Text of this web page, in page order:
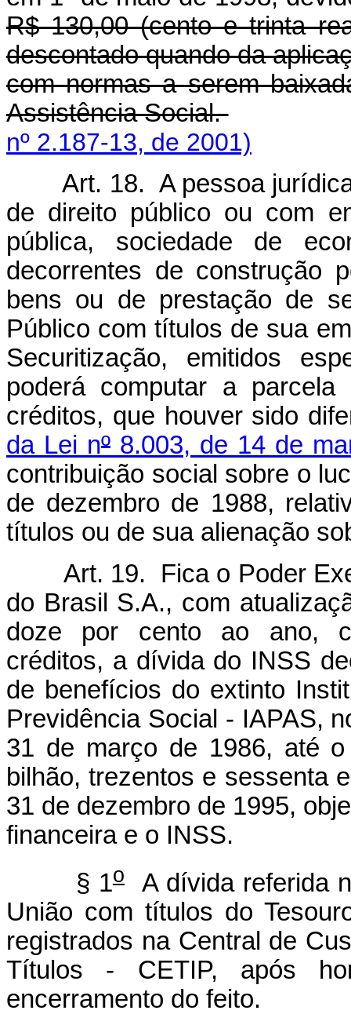
R$ 130,00 (cento e trinta
descontado quando da
com normas a serem
Assistência Social.
nº 2.187-13, de 2001)
Art. 18. A pessoa
de direito público ou com
pública, sociedade de
decorrentes de construção
bens ou de prestação de
Público com títulos de sua
Securitização, emitidos
poderá computar a
créditos, que houver sido
da Lei nº 8.003, de 14 de
contribuição social sobre o
de dezembro de 1988,
títulos ou de sua alienação
Art. 19. Fica o Poder
do Brasil S.A., com
doze por cento ao ano,
créditos, a dívida do INSS
de benefícios do extinto
Previdência Social - IAPAS,
31 de março de 1986, até
bilhão, trezentos e sessenta
31 de dezembro de 1995,
financeira e o INSS.
§ 1oA dívida referida
União com títulos do
registrados na Central de
Títulos - CETIP, após
encerramento do feito.